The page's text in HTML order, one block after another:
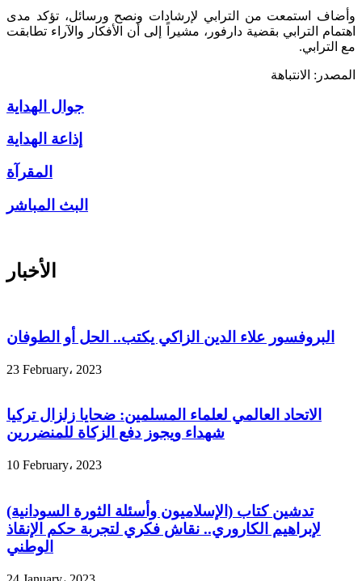
وأضاف استمعت من الترابي لإرشادات ونصح ورسائل، تؤكد مدى
اهتمام الترابي بقضية دارفور، مشيراً إلى أن الأفكار والآراء تطابقت
مع الترابي.
المصدر: الانتباهة
جوال الهداية
إذاعة الهداية
المقرآة
البث المباشر
الأخبار
البروفسور علاء الدين الزاكي يكتب.. الحل أو الطوفان
23 February، 2023
الاتحاد العالمي لعلماء المسلمين: ضحايا زلزال تركيا
شهداء ويجوز دفع الزكاة للمنضررين
10 February، 2023
تدشين كتاب (الإسلاميون وأسئلة الثورة السودانية)
لإبراهيم الكاروري.. نقاش فكري لتجربة حكم الإنقاذ
الوطني